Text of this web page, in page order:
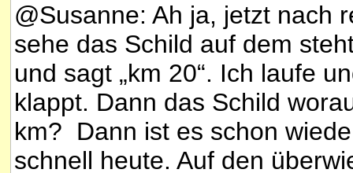
@Susanne: Ah ja, jetzt nach
sehe das Schild auf dem
und sagt „km 20“. Ich laufe
klappt. Dann das Schild
km? Dann ist es schon
schnell heute. Auf den